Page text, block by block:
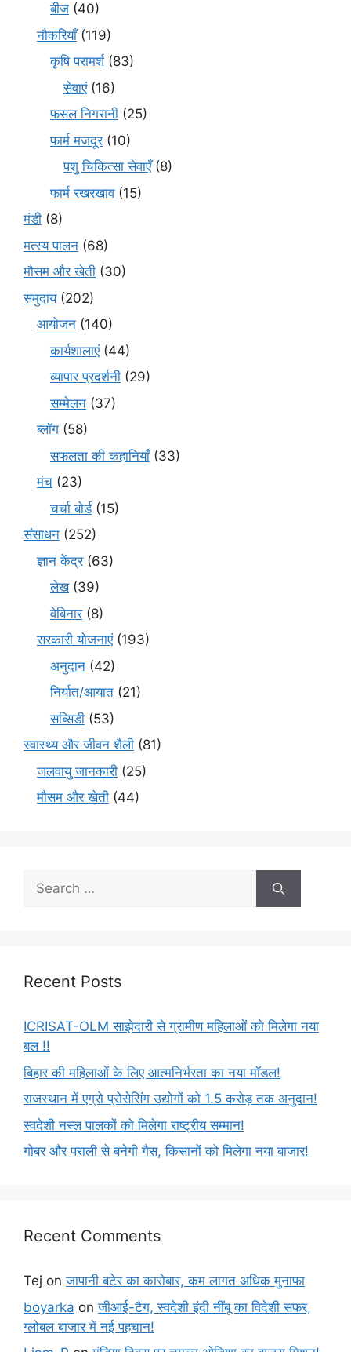
बीज (40)
नौकरियाँ(119)
कृषि परामर्श(83)
सेवाएं(16)
फसल निगरानी (25)
फार्म मजदूर(10)
पशु चिकित्सा सेवाएँ(8)
फार्म रखरखाव(15)
मंडी (8)
मत्स्य पालन (68)
मौसम और खेती (30)
समुदाय(202)
आयोजन (140)
कार्यशालाएं(44)
व्यापार प्रदर्शनी (29)
सम्मेलन (37)
ब्लॉग (58)
सफलता की कहानियाँ(33)
मंच (23)
चर्चा बोर्ड(15)
संसाधन (252)
ज्ञान केंद्र(63)
लेख(39)
वेबिनार(8)
सरकारी योजनाएं(193)
अनुदान (42)
निर्यात/आयात (21)
सब्सिडी (53)
स्वास्थ्य और जीवन शैली (81)
जलवायु जानकारी (25)
मौसम और खेती (44)
Recent Posts
ICRISAT-OLM साझेदारी से ग्रामीण महिलाओं को मिलेगा नया
बल !!
बिहार की महिलाओं के लिए आत्मनिर्भरता का नया मॉडल!
राजस्थान में एग्रो प्रोसेसिंग उद्योगों को 1.5 करोड़ तक अनुदान!
स्वदेशी नस्ल पालकों को मिलेगा राष्ट्रीय सम्मान!
गोबर और पराली से बनेगी गैस, किसानों को मिलेगा नया बाजार!
Recent Comments
Tej onजापानी बटेर का कारोबार, कम लागत अधिक मुनाफा
boyarka onजीआई-टैग, स्वदेशी इंदी नींबू का विदेशी सफर,
ग्लोबल बाजार में नई पहचान!